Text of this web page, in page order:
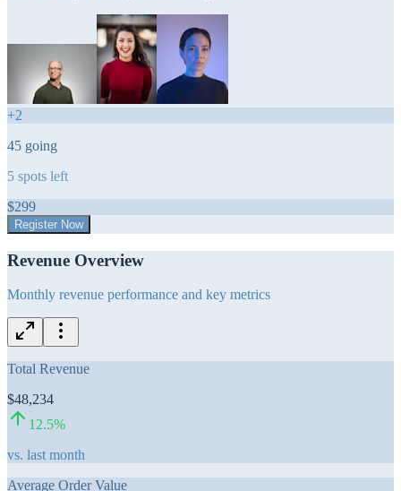
+2
45 going
5 spots left
$299
Register Now
Revenue Overview
Monthly revenue performance and key metrics
Total Revenue
$48,234
12.5%
vs. last month
Average Order Value